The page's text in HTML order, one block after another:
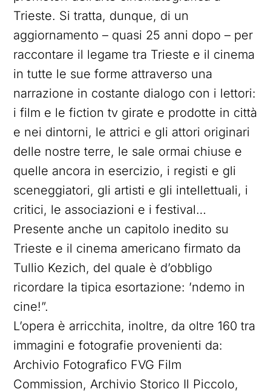
Trieste. Si tratta, dunque, di un
aggiornamento – quasi 25 anni dopo – per
raccontare il legame tra Trieste e il cinema
in tutte le sue forme attraverso una
narrazione in costante dialogo con i lettori:
i film e le fiction tv girate e prodotte in città
e nei dintorni, le attrici e gli attori originari
delle nostre terre, le sale ormai chiuse e
quelle ancora in esercizio, i registi e gli
sceneggiatori, gli artisti e gli intellettuali, i
critici, le associazioni e i festival…
Presente anche un capitolo inedito su
Trieste e il cinema americano firmato da
Tullio Kezich, del quale è d’obbligo
ricordare la tipica esortazione: ’ndemo in
cine!”.
L’opera è arricchita, inoltre, da oltre 160 tra
immagini e fotografie provenienti da:
Archivio Fotografico FVG Film
Commission, Archivio Storico Il Piccolo,